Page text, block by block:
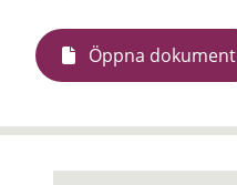
Öppna dokument